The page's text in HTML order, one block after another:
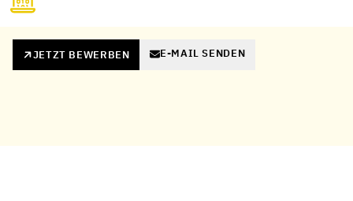
JETZT BEWERBEN E-MAIL SENDEN